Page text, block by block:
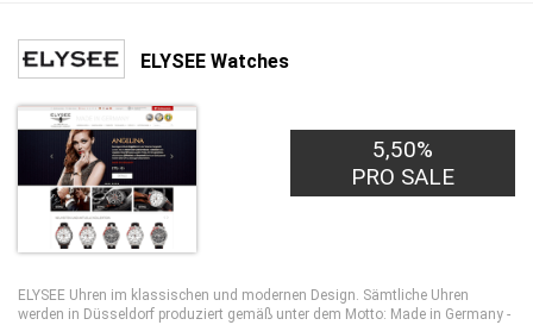
ELYSEE Watches
5,50%
PRO SALE
ELYSEE Uhren im klassischen und modernen Design. Sämtliche Uhren
werden in Düsseldorf produziert gemäß unter dem Motto: Made in Germany -